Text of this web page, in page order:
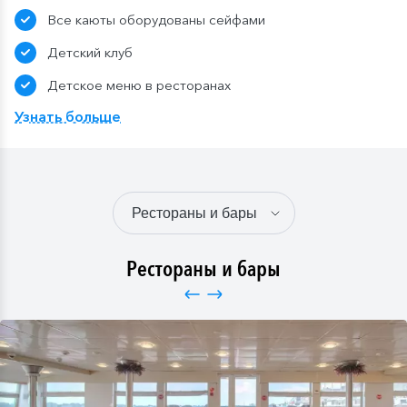
театральные гостиные.
Детская анимация.
Все каюты оборудованы сейфами
Детский клуб
Детское меню в ресторанах
Узнать больше
Рестораны и бары